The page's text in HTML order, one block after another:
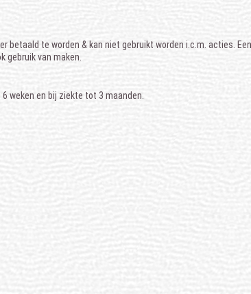
betaald te worden & kan niet gebruikt worden i.c.m. acties.
gebruik van maken.
weken en bij ziekte tot 3 maanden.